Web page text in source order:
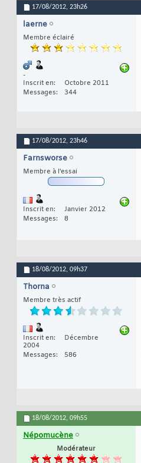
17/08/2012, 23h26
laerne
Membre éclairé
-
Inscrit en
Octobre 2011
Messages
344
17/08/2012, 23h46
Farnsworse
Membre à l'essai
Inscrit en
Janvier 2012
Messages
8
18/08/2012, 09h37
Thorna
Membre très actif
Inscrit en
Décembre
2004
Messages
586
18/08/2012, 09h55
Népomucène
Modérateur